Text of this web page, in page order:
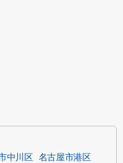
中川区
名古屋市港区